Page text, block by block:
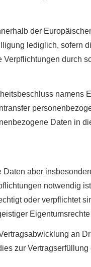
der
lediglich, sofern
durch
namens
Daten in
aber
notwendig
oder verpflichtet
an
zur